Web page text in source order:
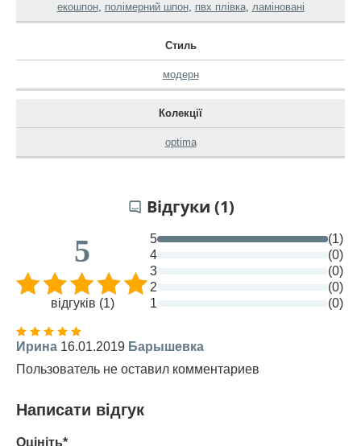
екошпон, полімерний шпон, пвх плівка, ламіновані
Стиль
модерн
Колекції
optima
Відгуки (1)
5
відгуків (1)
5
(1)
4
(0)
3
(0)
2
(0)
1
(0)
Ирина 16.01.2019 Барышевка
Пользователь не оставил комментариев
Написати відгук
Оцініть*